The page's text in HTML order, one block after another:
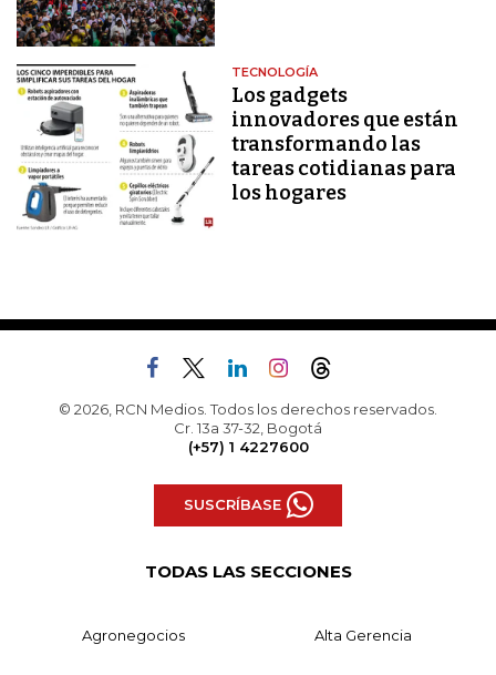
TECNOLOGÍA
Los gadgets
innovadores que están
transformando las
tareas cotidianas para
los hogares
© 2026, RCN Medios. Todos los derechos reservados.
Cr. 13a 37-32, Bogotá
(+57) 1 4227600
SUSCRÍBASE
TODAS LAS SECCIONES
Agronegocios Alta Gerencia